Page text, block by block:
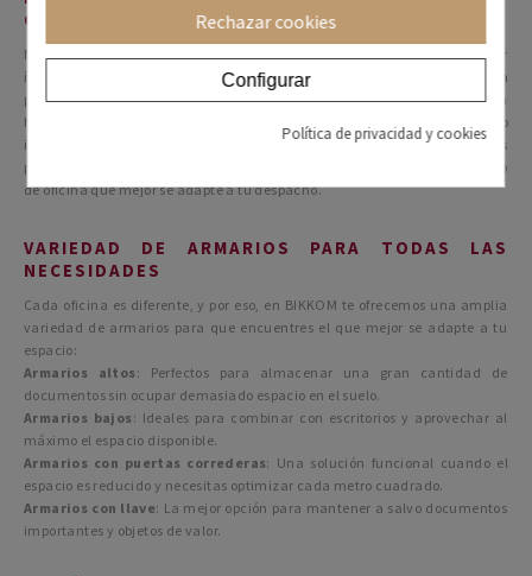
ORDEN DE TU DESPACHO
Más allá de Marie Kondo, el minimalismo y la organización parecen estar
íntimamente relacionados con el bienestar emocional y con la
productividad. Las soluciones de almacenaje se perfilan como la
herramienta infalible para tener los despachos y zonas de trabajo
impolutos. Aquí es dónde entran los armarios de oficina, los grandes
protagonistas para mantener el orden. Altos, bajos, encuentra el armario
de oficina que mejor se adapte a tu despacho.
VARIEDAD DE ARMARIOS PARA TODAS LAS
NECESIDADES
Cada oficina es diferente, y por eso, en BIKKOM te ofrecemos una amplia
variedad de armarios para que encuentres el que mejor se adapte a tu
espacio:
Armarios altos : Perfectos para almacenar una gran cantidad de
documentos sin ocupar demasiado espacio en el suelo.
Armarios bajos : Ideales para combinar con escritorios y aprovechar al
máximo el espacio disponible.
Armarios con puertas correderas: Una solución funcional cuando el
espacio es reducido y necesitas optimizar cada metro cuadrado.
Armarios con llave: La mejor opción para mantener a salvo documentos
importantes y objetos de valor.
Rechazar cookies
Configurar
Política de privacidad y cookies